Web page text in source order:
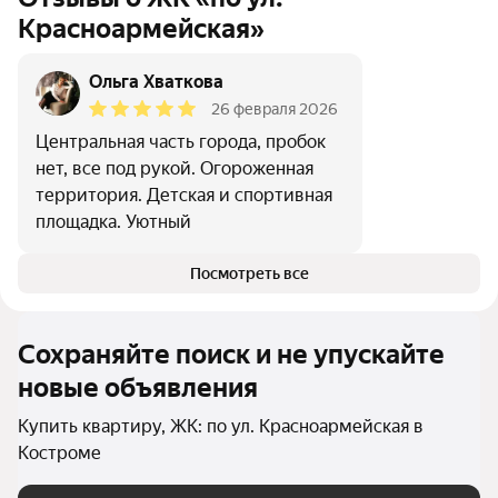
Красноармейская»
Ольга Хваткова
26 февраля 2026
Центральная часть города, пробок
нет, все под рукой. Огороженная
территория. Детская и спортивная
площадка. Уютный
Посмотреть все
Сохраняйте поиск и не упускайте
новые объявления
Купить квартиру, ЖК: по ул. Красноармейская в
Костроме